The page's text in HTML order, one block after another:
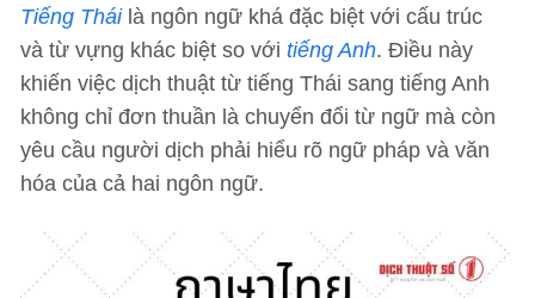
Tiếng Tháilà ngôn ngữ khá đặc biệt với cấu trúc
và từ vựng khác biệt so với tiếng Anh. Điều này
khiến việc dịch thuật từ tiếng Thái sang tiếng Anh
không chỉ đơn thuần là chuyển đổi từ ngữ mà còn
yêu cầu người dịch phải hiểu rõ ngữ pháp và văn
hóa của cả hai ngôn ngữ.